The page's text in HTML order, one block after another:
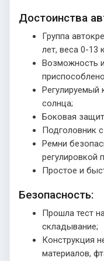
Достоинства
Группа
лет, веса 0-13
Возможность
солнца;
Боковая
Подголовник
Ремни
регулировкой
Простое и
Безопасность:
Прошла тест
складывание;
Конструкция
материалов,